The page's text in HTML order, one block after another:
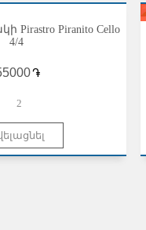
Pirastro Piranito Cello
4/4
֏
2